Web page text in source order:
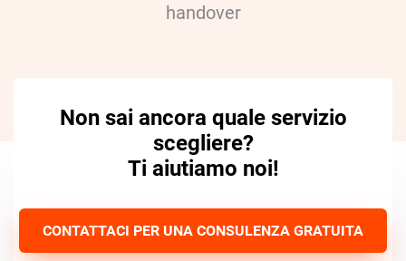
handover
Non sai ancora quale servizio
scegliere?
Ti aiutiamo noi!
CONTATTACI PER UNA CONSULENZA GRATUITA